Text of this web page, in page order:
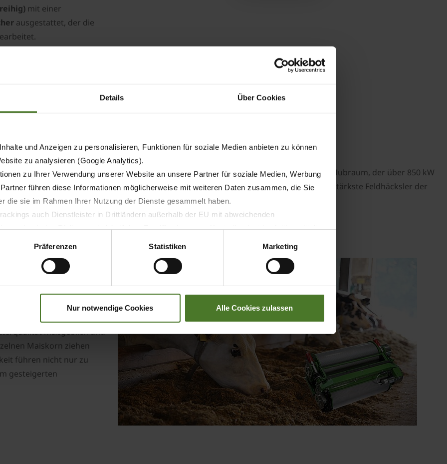
Details Über Cookies
und Anzeigen zu personalisieren, Funktionen für soziale Medien anbieten zu können
zu analysieren (Google Analytics).
zu Ihrer Verwendung unserer Website an unsere Partner für soziale Medien, Werbung
führen diese Informationen möglicherweise mit weiteren Daten zusammen, die Sie
die sie im Rahmen Ihrer Nutzung der Dienste gesammelt haben.
auch Dienstleister in Drittländern außerhalb der EU mit abweichenden
wodurch das Risiko von behördlichen Zugriffen bzw. von Kontrollverlust bzgl. übermittelter
Präferenzen Statistiken Marketing
Nur notwendige Cookies Alle Cookies zulassen
mit einer
ausgestattet, der die
sehen.
KRONE BiG X 1180
Ausgestattet mit einem Liebherr V12 Motor mit 24,24 l Hubraum, der über 850 kW
(1156 PS) verfügt, ist der KRONE BiG X 1180 der aktuell stärkste Feldhäcksler der
Welt.
X zum ultimativen
maßgeblich und
Maiskorn ziehen
führen nicht nur zu
gesteigerten